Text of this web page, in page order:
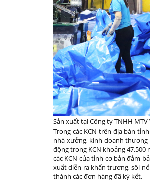
Sản xuất tại Công ty TNHH
Trong các KCN trên địa bàn
nhà xưởng, kinh doanh thương
động trong KCN khoảng
các KCN của tỉnh cơ bản đảm
xuất diễn ra khẩn trương, sôi
thành các đơn hàng đã ký kết.